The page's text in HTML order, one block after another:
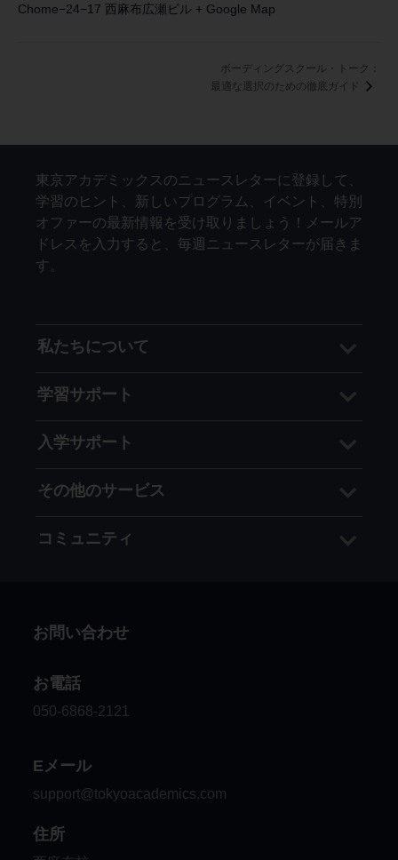
Chome−24−17 西麻布広瀬ビル + Google Map
ボーディングスクール・トーク：
最適な選択のための徹底ガイド
私たちについて
学習サポート
入学サポート
その他のサービス
コミュニティ
東京アカデミックスのニュースレターに登録して、
学習のヒント、新しいプログラム、イベント、特別
オファーの最新情報を受け取りましょう！メールア
ドレスを入力すると、毎週ニュースレターが届きま
す。
お問い合わせ
お電話
050-6868-2121
Eメール
support@tokyoacademics.com
住所